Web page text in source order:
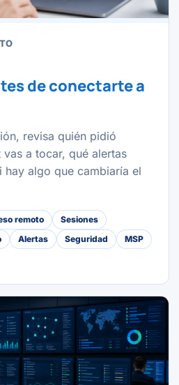
de conectarte a
revisa quién pidió
a tocar, qué alertas
hay algo que cambiaría el
remoto
Sesiones
Alertas Seguridad
MSP